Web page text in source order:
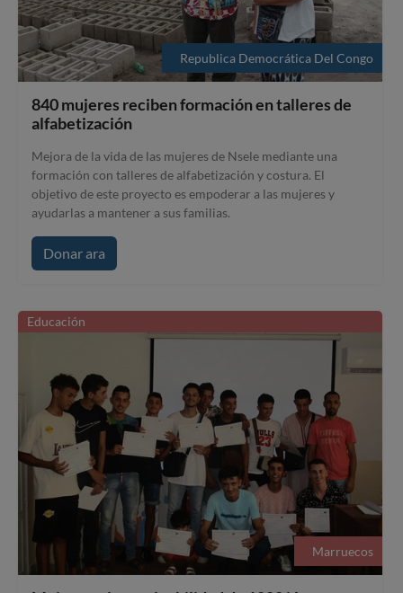
Republica Democrática Del Congo
840 mujeres reciben formación en talleres de
alfabetización
Mejora de la vida de las mujeres de Nsele mediante una
formación con talleres de alfabetización y costura. El
objetivo de este proyecto es empoderar a las mujeres y
ayudarlas a mantener a sus familias.
Donar ara
Educación
Marruecos